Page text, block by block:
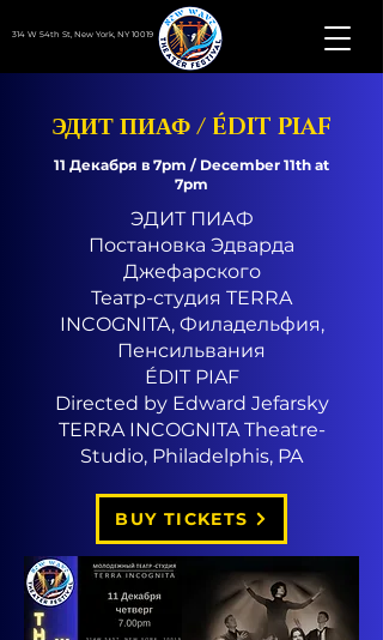
314 W 54th St, New York, NY 10019
ЭДИТ ПИАФ / ÉDIT PIAF
11 Декабря в 7pm / December 11th at
7pm
ЭДИТ ПИАФ
Постановка Эдварда
Джефарского
Театр-студия TERRA
INCOGNITA, Филадельфия,
Пенсильвания
ÉDIT PIAF
Directed by Edward Jefarsky
TERRA INCOGNITA Theatre-
Studio, Philadelphis, PA
BUY TICKETS